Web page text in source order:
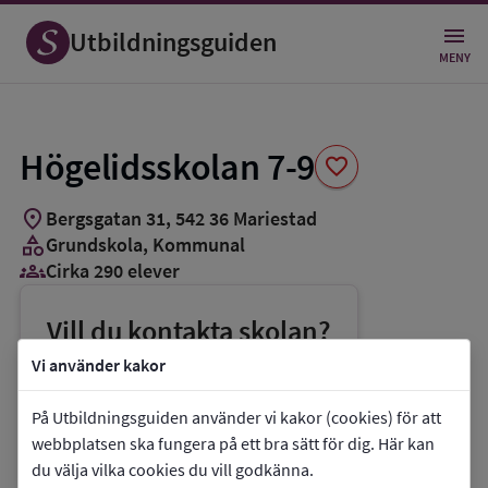
Vi använder kakor
På Utbildningsguiden använder vi kakor (cookies) för att
webbplatsen ska fungera på ett bra sätt för dig. Här kan
du välja vilka cookies du vill godkänna.
Utbildningsguiden MENY
Högelidsskolan 7-9 favorite
Spara
som
favorit
location_on Bergsgatan 31, 542 36 Mariestad
categoryGrundskola, Kommunal
groups_3Cirka 290 elever
Vill du kontakta skolan?
phoneTelefon:0501-755270
E-post: un@mariestad.se
link Webbplats:Högelidsskolan 7-9